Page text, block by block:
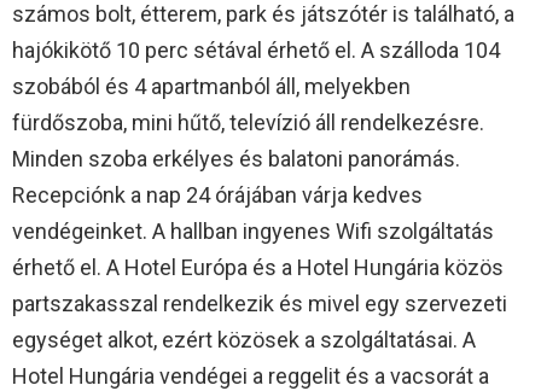
számos bolt, étterem, park és játszótér is található, a
hajókikötő 10 perc sétával érhető el. A szálloda 104
szobából és 4 apartmanból áll, melyekben
fürdőszoba, mini hűtő, televízió áll rendelkezésre.
Minden szoba erkélyes és balatoni panorámás.
Recepciónk a nap 24 órájában várja kedves
vendégeinket. A hallban ingyenes Wifi szolgáltatás
érhető el. A Hotel Európa és a Hotel Hungária közös
partszakasszal rendelkezik és mivel egy szervezeti
egységet alkot, ezért közösek a szolgáltatásai. A
Hotel Hungária vendégei a reggelit és a vacsorát a